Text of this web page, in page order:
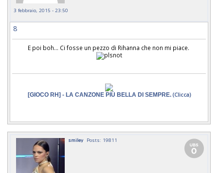
3 febbraio, 2015 - 23:50
8
E poi boh... Ci fosse un pezzo di Rihanna che non mi piace.
[GIOCO RH] - LA CANZONE PIÙ BELLA DI SEMPRE. (Clicca)
smiley Posts: 19811